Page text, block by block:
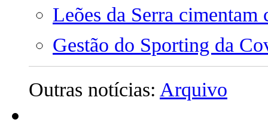
Leões da Serra
Gestão do Sporting da
Outras notícias: Arquivo